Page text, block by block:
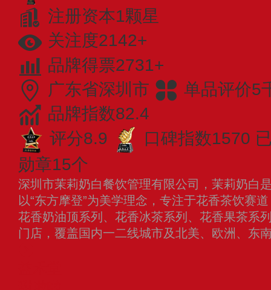
注册资本1颗星
关注度2142+
品牌得票2731+
广东省深圳市
单品评价5
品牌指数82.4
评分8.9
口碑指数1570
勋章15个
深圳市茉莉奶白餐饮管理有限公司，茉莉奶白
以“东方摩登”为美学理念，专注于花香茶饮赛
花香奶油顶系列、花香冰茶系列、花香果茶系
门店，覆盖国内一二线城市及北美、欧洲、东